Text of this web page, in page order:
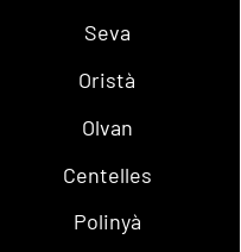
Seva
Oristà
Olvan
Centelles
Polinyà